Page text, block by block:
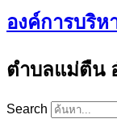
องค์การบริห
ตำบลแม่ตืน
Search